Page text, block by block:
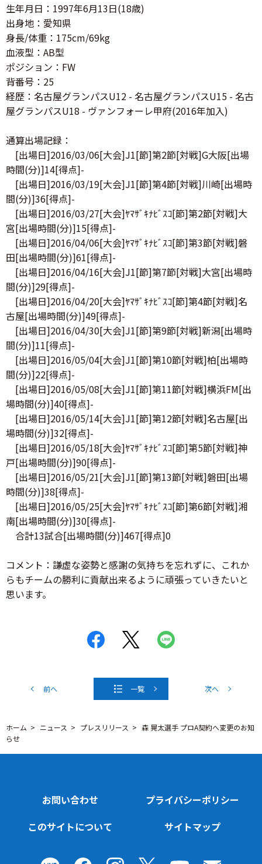
生年月日：1997年6月13日(18歳)
出身地：愛知県
身長/体重：175cm/69kg
血液型：AB型
ポジション：FW
背番号：25
経歴：名古屋グランパスU12 - 名古屋グランパスU15 - 名古
屋グランパスU18 - ヴァンフォーレ甲府(2016年加入)
通算出場記録：
[出場日]2016/03/06[大会]J1[節]第2節[対戦]G大阪[出場
時間(分)]14[得点]-
[出場日]2016/03/19[大会]J1[節]第4節[対戦]川崎[出場時
間(分)]36[得点]-
[出場日]2016/03/27[大会]ﾔﾏｻﾞｷﾅﾋﾞｽｺ[節]第2節[対戦]大
宮[出場時間(分)]15[得点]-
[出場日]2016/04/06[大会]ﾔﾏｻﾞｷﾅﾋﾞｽｺ[節]第3節[対戦]磐
田[出場時間(分)]61[得点]-
[出場日]2016/04/16[大会]J1[節]第7節[対戦]大宮[出場時
間(分)]29[得点]-
[出場日]2016/04/20[大会]ﾔﾏｻﾞｷﾅﾋﾞｽｺ[節]第4節[対戦]名
古屋[出場時間(分)]49[得点]-
[出場日]2016/04/30[大会]J1[節]第9節[対戦]新潟[出場時
間(分)]11[得点]-
[出場日]2016/05/04[大会]J1[節]第10節[対戦]柏[出場時
間(分)]22[得点]-
[出場日]2016/05/08[大会]J1[節]第11節[対戦]横浜FM[出
場時間(分)]40[得点]-
[出場日]2016/05/14[大会]J1[節]第12節[対戦]名古屋[出
場時間(分)]32[得点]-
[出場日]2016/05/18[大会]ﾔﾏｻﾞｷﾅﾋﾞｽｺ[節]第5節[対戦]神
戸[出場時間(分)]90[得点]-
[出場日]2016/05/21[大会]J1[節]第13節[対戦]磐田[出場
時間(分)]38[得点]-
[出場日]2016/05/25[大会]ﾔﾏｻﾞｷﾅﾋﾞｽｺ[節]第6節[対戦]湘
南[出場時間(分)]30[得点]-
合計13試合[出場時間(分)]467[得点]0
コメント：謙虚な姿勢と感謝の気持ちを忘れずに、これか
らもチームの勝利に貢献出来るように頑張っていきたいと
思います。
前へ 一覧 次へ
ホーム ニュース プレスリリース
森 晃太選手 プロA契約へ変更のお知
らせ
お問い合わせ
プライバシーポリシー
このサイトについて
サイトマップ